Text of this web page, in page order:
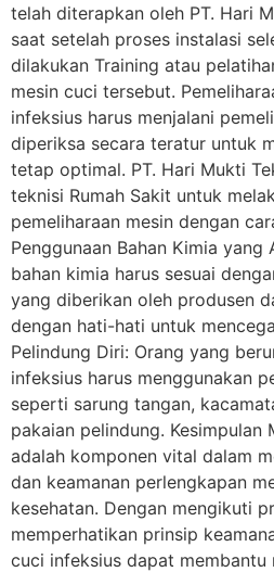
telah diterapkan oleh PT. Hari
saat setelah proses instalasi
dilakukan Training atau
mesin cuci tersebut.
infeksius harus menjalani
diperiksa secara teratur untuk
tetap optimal. PT. Hari Mukti
teknisi Rumah Sakit untuk
pemeliharaan mesin dengan
Penggunaan Bahan Kimia yang
bahan kimia harus sesuai
yang diberikan oleh produsen
dengan hati-hati untuk
Pelindung Diri: Orang yang
infeksius harus menggunakan
seperti sarung tangan,
pakaian pelindung. Kesimpulan
adalah komponen vital dalam
dan keamanan perlengkapan
kesehatan. Dengan mengikuti
memperhatikan prinsip
cuci infeksius dapat membantu